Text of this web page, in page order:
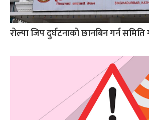
रोल्पा जिप दुर्घटनाको छानबिन गर्न